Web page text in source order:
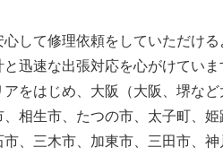
心して修理依頼をしていただけ
迅速な出張対応を心がけていま
をはじめ、大阪（大阪、堺な
相生市、たつの市、太子町、
、三木市、加東市、三田市、